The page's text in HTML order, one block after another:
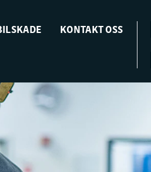
KONTAKT OSS